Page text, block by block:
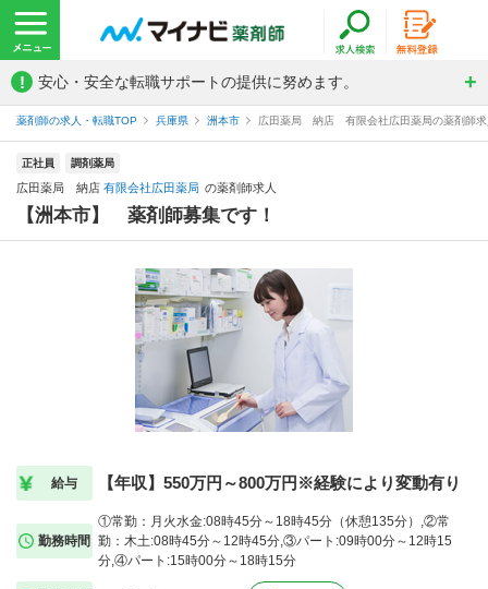
! 安心・安全な転職サポートの提供に努めます。
薬剤師の求人・転職TOP 兵庫県 洲本市 広田薬局 納店 有限会社広田薬局の薬剤師求
正社員 調剤薬局
広田薬局 納店 有限会社広田薬局 の薬剤師求人
【洲本市】 薬剤師募集です！
給与 【年収】550万円～800万円※経験により変動有り
勤務時間
①常勤：月火水金:08時45分～18時45分（休憩135分）,②常
勤：木土:08時45分～12時45分,③パート:09時00分～12時15
分,④パート:15時00分～18時15分